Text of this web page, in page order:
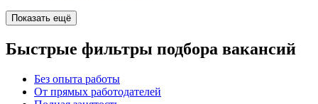
Показать ещё
Быстрые фильтры подбора вакансий
Без опыта работы
От прямых работодателей